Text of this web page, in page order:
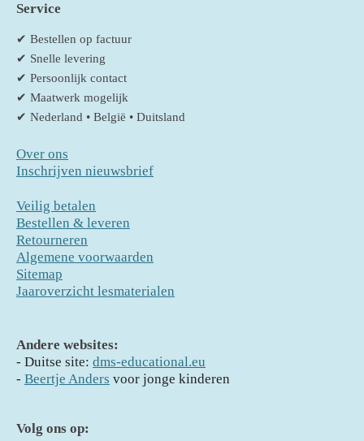
Service
✔ Bestellen op factuur
✔ Snelle levering
✔ Persoonlijk contact
✔ Maatwerk mogelijk
✔ Nederland • België • Duitsland
Over ons
Inschrijven nieuwsbrief
Veilig betalen
Bestellen & leveren
Retourneren
Algemene voorwaarden
Sitemap
Jaaroverzicht lesmaterialen
Andere websites:
- Duitse site: dms-educational.eu
- Beertje Anders voor jonge kinderen
Volg ons op: